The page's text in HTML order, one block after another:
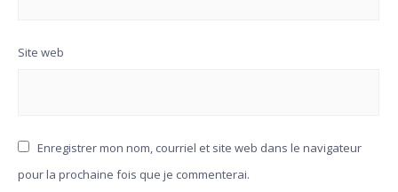
Site web
Enregistrer mon nom, courriel et site web dans le navigateur
pour la prochaine fois que je commenterai.